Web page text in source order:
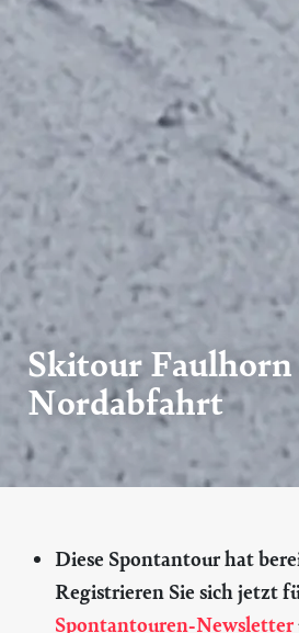
Skitour Faulhorn
Nordabfahrt
Diese Spontantour hat
Registrieren Sie sich jetzt
Spontantouren-Newsletter